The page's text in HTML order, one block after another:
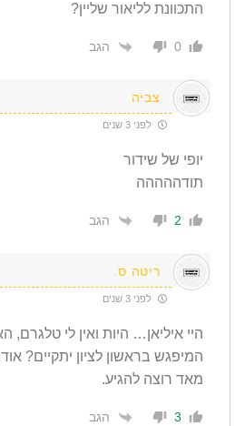
התכוונת לליאור שליין?
0 הגב
צביה
לפני 3 שנים
יופי של שידור
תודההההה
2 הגב
ריטה ס.
לפני 3 שנים
היי איליאן… היות ואין לי טלגרם,
המיפגש בראשון לציון יתקיים?
מאד רוצה להגיע.
3 הגב